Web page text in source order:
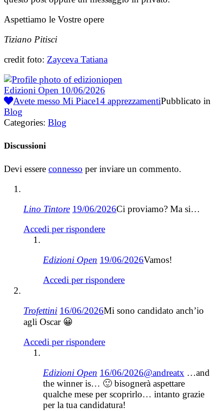
Aspettiamo le Vostre opere
Tiziano Pitisci
credit foto: Zayceva Tatiana
Edizioni Open 10/06/2026
Avete messo Mi Piace14 apprezzamentiPubblicato in
Blog
Categories: Blog
Discussioni
Devi essere connesso per inviare un commento.
Lino Tintore 19/06/2026Ci proviamo? Ma si…
Accedi per rispondere
Edizioni Open 19/06/2026Vamos!
Accedi per rispondere
Trofettini 16/06/2026Mi sono candidato anch’io
agli Oscar 😀
Accedi per rispondere
Edizioni Open 16/06/2026@andreatx …and
the winner is… 🙂 bisognerà aspettare
qualche mese per scoprirlo… intanto grazie
per la tua candidatura!